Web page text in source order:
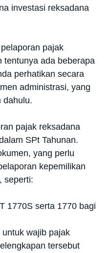
investasi reksadana
pajak
tentunya ada beberapa
perhatikan secara
administrasi, yang
dahulu.
pajak reksadana
SPt Tahunan.
yang perlu
kepemilikan
seperti:
1770S serta 1770 bagi
wajib pajak
tersebut